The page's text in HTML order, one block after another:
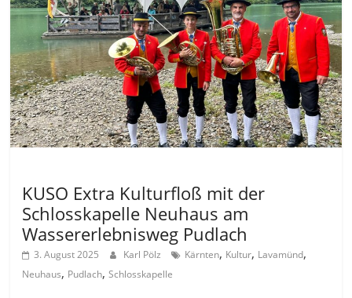
KUSO Extra Kulturfloß mit der
Schlosskapelle Neuhaus am
Wassererlebnisweg Pudlach
3. August 2025 Karl Pölz Kärnten, Kultur, Lavamünd,
Neuhaus, Pudlach,Schlosskapelle